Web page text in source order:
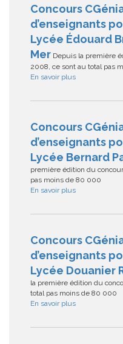
Concours
d’enseignants
Lycée Édouard
Mer Depuis la première
2008, ce sont au total pas
En savoir plus
Concours
d’enseignants
Lycée Bernard
première édition du
pas moins de 80 000
En savoir plus
Concours
d’enseignants
Lycée Douanier
la première édition du
total pas moins de 80 000
En savoir plus